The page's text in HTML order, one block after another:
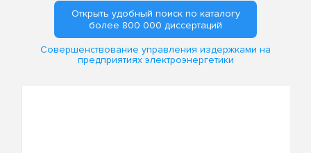
Открыть удобный поиск по каталогу
более 800 000 диссертаций
Совершенствование управления издержками на
предприятиях электроэнергетики